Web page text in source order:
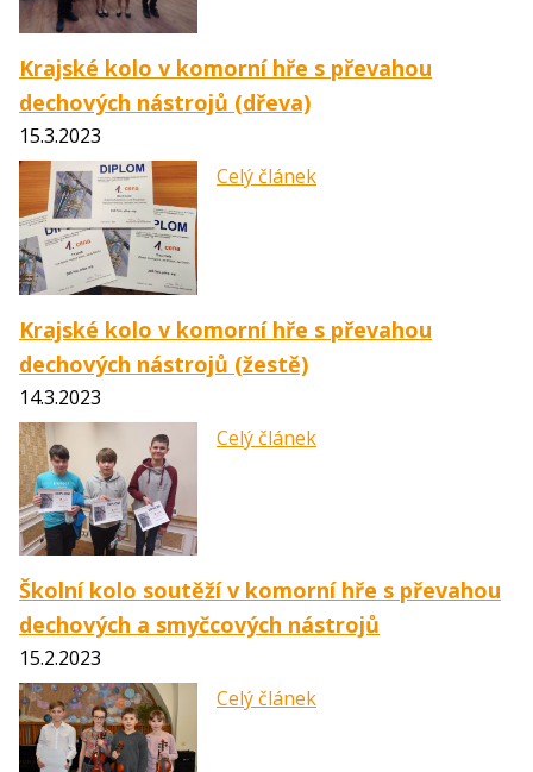
Krajské kolo v komorní hře s převahou
dechových nástrojů (dřeva)
15.3.2023
Celý článek
Krajské kolo v komorní hře s převahou
dechových nástrojů (žestě)
14.3.2023
Celý článek
Školní kolo soutěží v komorní hře s převahou
dechových a smyčcových nástrojů
15.2.2023
Celý článek